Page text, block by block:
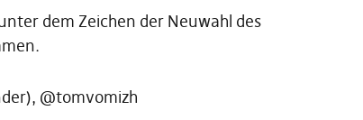
dem Zeichen der Neuwahl des
@tomvomizh